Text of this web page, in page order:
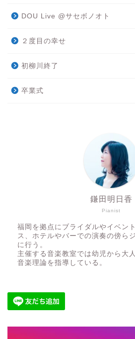
DOU Live @サセボノオト
２度目の幸せ
初柳川終了
卒業式
Pianist
鎌田明日香
福岡を拠点にブライダルやイベン
ス、ホテルやバーでの演奏の傍ら
に行う。
主催する音楽教室では幼児から大
音楽理論を指導している。